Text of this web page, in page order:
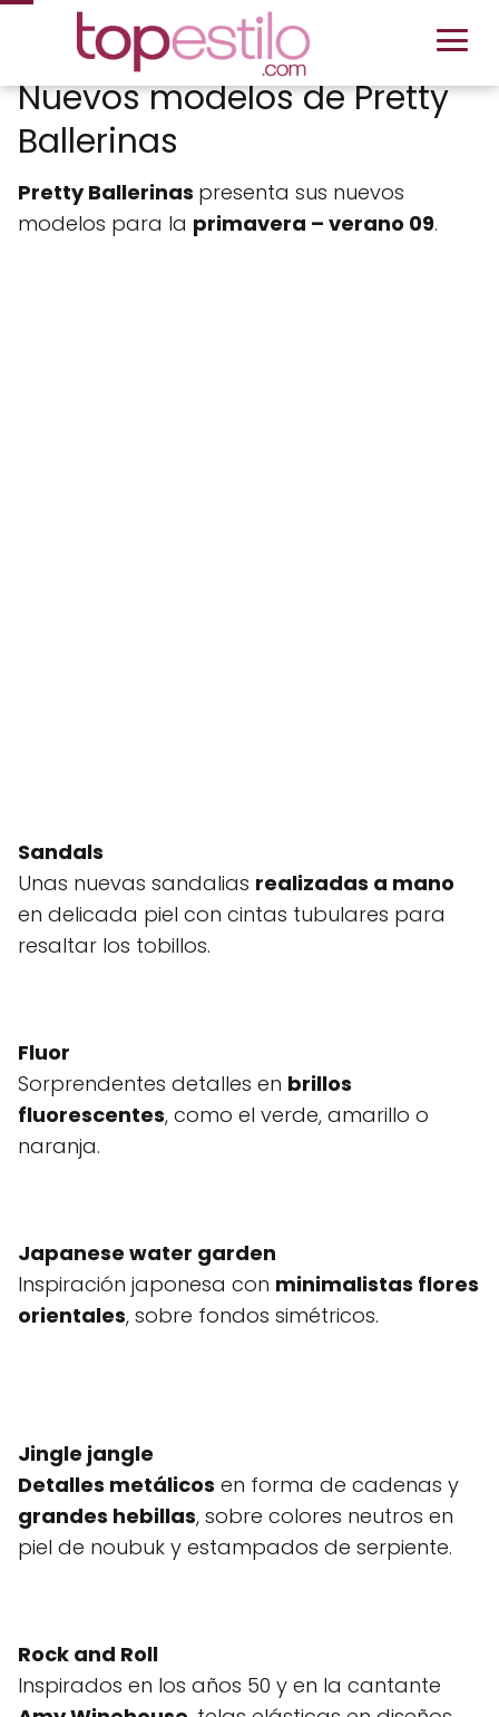
Nuevos modelos de Pretty
Ballerinas
Pretty Ballerinas presenta sus nuevos
modelos para la primavera – verano 09.
Sandals
Unas nuevas sandalias realizadas a mano
en delicada piel con cintas tubulares para
resaltar los tobillos.
Fluor
Sorprendentes detalles en brillos
fluorescentes, como el verde, amarillo o
naranja.
Japanese water garden
Inspiración japonesa con minimalistas flores
orientales, sobre fondos simétricos.
Jingle jangle
Detalles metálicos en forma de cadenas y
grandes hebillas, sobre colores neutros en
piel de noubuk y estampados de serpiente.
Rock and Roll
Inspirados en los años 50 y en la cantante